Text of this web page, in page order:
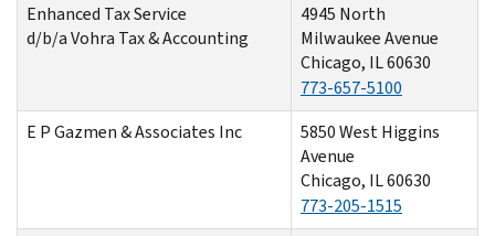
Enhanced Tax Service
d/b/a Vohra Tax & Accounting
4945 North
Milwaukee Avenue
Chicago, IL 60630
773-657-5100
E P Gazmen & Associates Inc
5850 West Higgins
Avenue
Chicago, IL 60630
773-205-1515